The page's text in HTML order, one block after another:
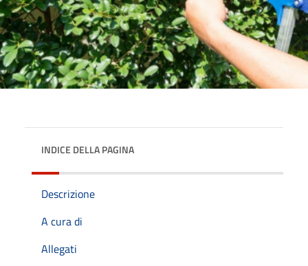
INDICE DELLA PAGINA
Descrizione
A cura di
Allegati